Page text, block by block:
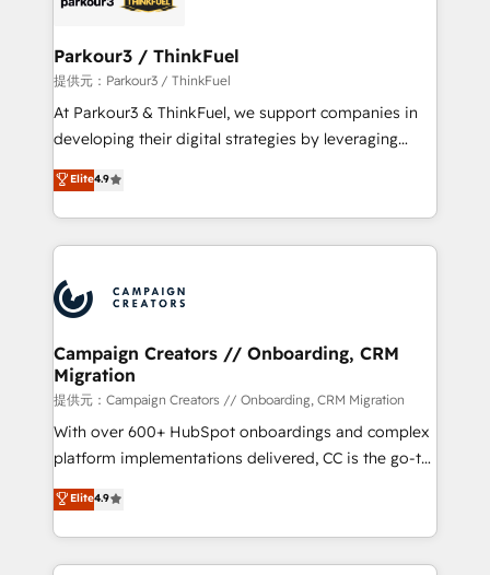
companies scale faster and smarter. 🔹 BOOMS:
Demand generation for all your buyers With BOOMS,
you invest in 100% of your buyers, accelerating your
growth and positioning yourself as an undisputed
transformation process A methodology designed to
implement HubSpot effectively and optimize your
record of business transformation, our growth-first
approach has helped brands dominate their
Parkour3 / ThinkFuel
提供元：Parkour3 / ThinkFuel
At Parkour3 & ThinkFuel, we support companies in
developing their digital strategies by leveraging
technologies and automating their marketing and
sales processes to generate growth. Our offer spans
from Strategy to Operations. We specialize in CRM
onboarding and implementation, web design, sales
extensive experience working with tech companies
and manufacturers since 2002, we are committed to
empowering our clients and developing their
autonomy. Get to grips with HubSpot through
guided implementation and seamless integration of
the CRM platform into your digital ecosystem. Would
you like support in deploying your inbound
to your needs and sales objectives. With 125+
certifications, we are part of the most certified
Elite4.9
Campaign Creators // Onboarding, CRM
Migration
提供元：Campaign Creators // Onboarding, CRM Migration
With over 600+ HubSpot onboardings and complex
platform implementations delivered, CC is the go-to
Elite Solutions Partner for businesses ready to
migrate, replatform, and scale smarter. We specialize
in high-impact CRM and CMS migrations and
onboarding from platforms like Salesforce, NetSuite,
Elite4.9